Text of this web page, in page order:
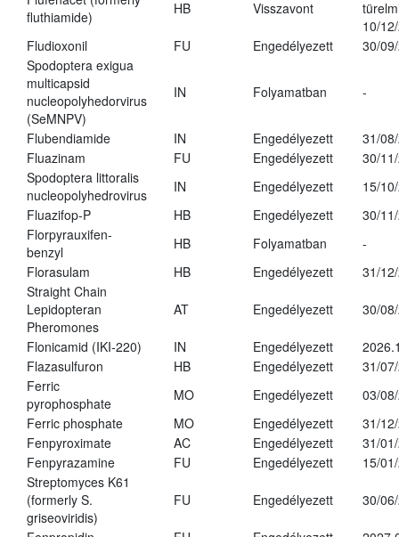
fluthiamide)
HB Visszavont
10/
Fludioxonil
FU Engedélyezett
30/
Spodoptera exigua
multicapsid
nucleopolyhedorvirus
(SeMNPV)
IN Folyamatban -
Flubendiamide IN Engedélyezett
31/
Fluazinam
FU Engedélyezett
30/
Spodoptera littoralis
nucleopolyhedrovirus
IN Engedélyezett
15/
Fluazifop-P
HB Engedélyezett
30/
Florpyrauxifen-
benzyl
HB Folyamatban
-
Florasulam
HB Engedélyezett
31/
Straight Chain
Lepidopteran
Pheromones
AT Engedélyezett 30/
Flonicamid (IKI-220) IN Engedélyezett
Flazasulfuron
HB Engedélyezett
31/
Ferric
pyrophosphate
MO Engedélyezett
03/
Ferric phosphate
MO Engedélyezett
31/
Fenpyroximate
AC Engedélyezett
31/
Fenpyrazamine
FU Engedélyezett
15/
Streptomyces K61
(formerly S.
griseoviridis)
FU Engedélyezett 30/